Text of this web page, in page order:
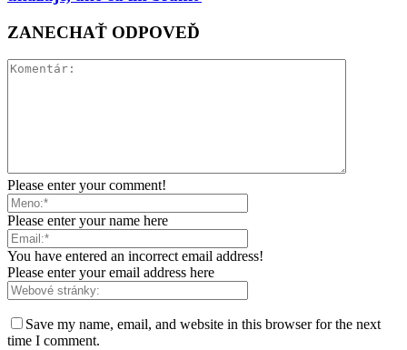
ZANECHAŤ ODPOVEĎ
Please enter your comment!
Please enter your name here
You have entered an incorrect email address!
Please enter your email address here
Save my name, email, and website in this browser for the next
time I comment.